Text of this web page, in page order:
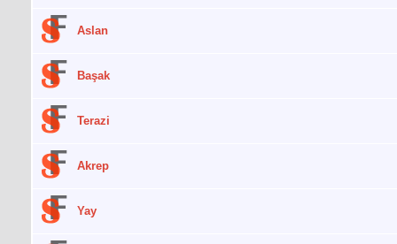
Aslan
Başak
Terazi
Akrep
Yay